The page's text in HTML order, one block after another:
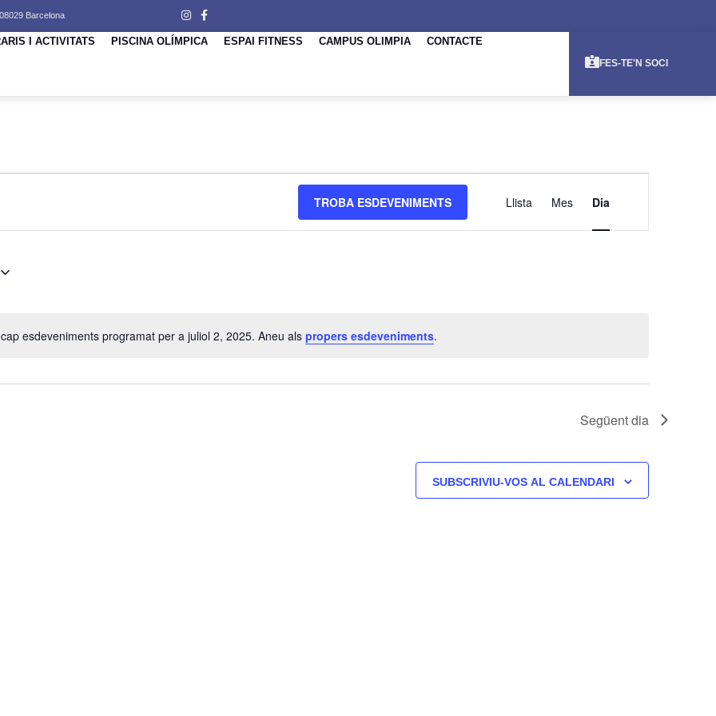
Barcelona
I ACTIVITATS PISCINA OLÍMPICA ESPAI FITNESS CAMPUS OLIMPIA CONTACTE
FES-TE'N SOCI
Avís
esdeveniments programat per a juliol 2, 2025. Aneu als propers esdeveniments.
TROBA ESDEVENIMENTS
DE
Llista Mes Dia
Següent dia
SUBSCRIVIU-VOS AL CALENDARI